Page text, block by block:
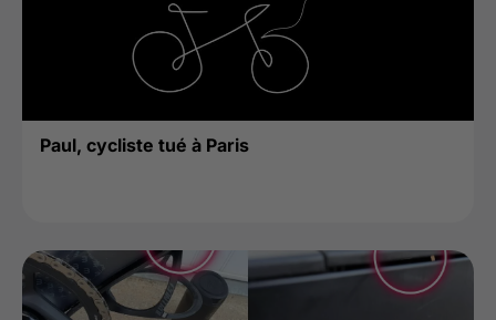
Paul, cycliste tué à Paris